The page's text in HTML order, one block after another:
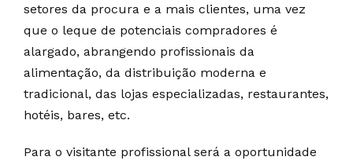
setores da procura e a mais clientes, uma vez
que o leque de potenciais compradores é
alargado, abrangendo profissionais da
alimentação, da distribuição moderna e
tradicional, das lojas especializadas, restaurantes,
hotéis, bares, etc.
Para o visitante profissional será a oportunidade